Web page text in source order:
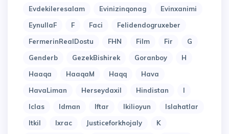
Evdekileresalam
Evinizinqonag
Evinxanimi
EynullaF
F Faci
Felidendogruxeber
FermerinRealDostu
FHN Film Fir
G
Genderb
GezekBishirek Goranboy
H
Haaqa
HaaqaM Haqq
Hava
HavaLiman
Herseydaxil Hindistan
I
Iclas
Idman Iftar Ikilioyun
Islahatlar
Itkil
Ixrac Justiceforkhojaly
K